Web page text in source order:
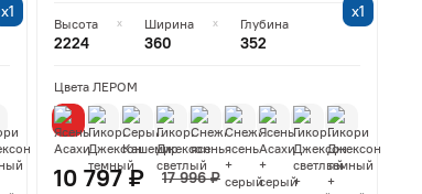
х1
Высота
2224
Ширина
360
Глубина
352
Цвета ЛЕРОМ
10 797 ₽ 17 996 ₽
х1